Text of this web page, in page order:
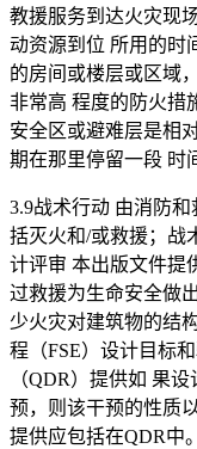
教援服务到达火灾现
动资源到位 所用的时
的房间或楼层或区域
非常高 程度的防火措
安全区或避难层是相
期在那里停留一段 时
3.9战术行动 由消防
括灭火和/或救援；战
计评审 本出版文件提
过救援为生命安全做
少火灾对建筑物的结
程（FSE）设计目标
（QDR）提供如 果
预，则该干预的性质
提供应包括在QDR中。